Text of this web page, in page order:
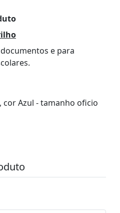
e para
cor Azul - tamanho oficio